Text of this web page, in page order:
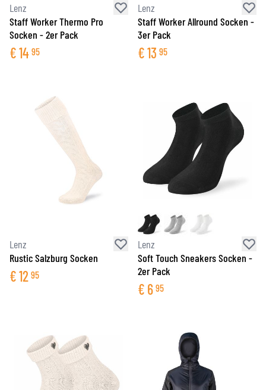
Lenz
Staff Worker Thermo Pro
Socken - 2er Pack
€14 95
Lenz
Staff Worker Allround Socken -
3er Pack
€13 95
Lenz
Rustic Salzburg Socken
€12 95
Lenz
Soft Touch Sneakers Socken -
2er Pack
€ 6 95